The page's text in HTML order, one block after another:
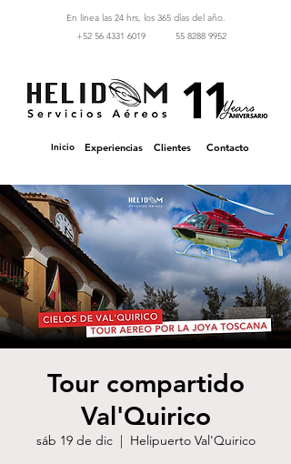
‪+52 56 4331 6019‬
En linea las 24 hrs, los 365 días del año.
55 8288 9952
Inicio Experiencias Clientes Contacto
Tour compartido
Val'Quirico
sáb 19 de dic
  |
Helipuerto Val'Quirico